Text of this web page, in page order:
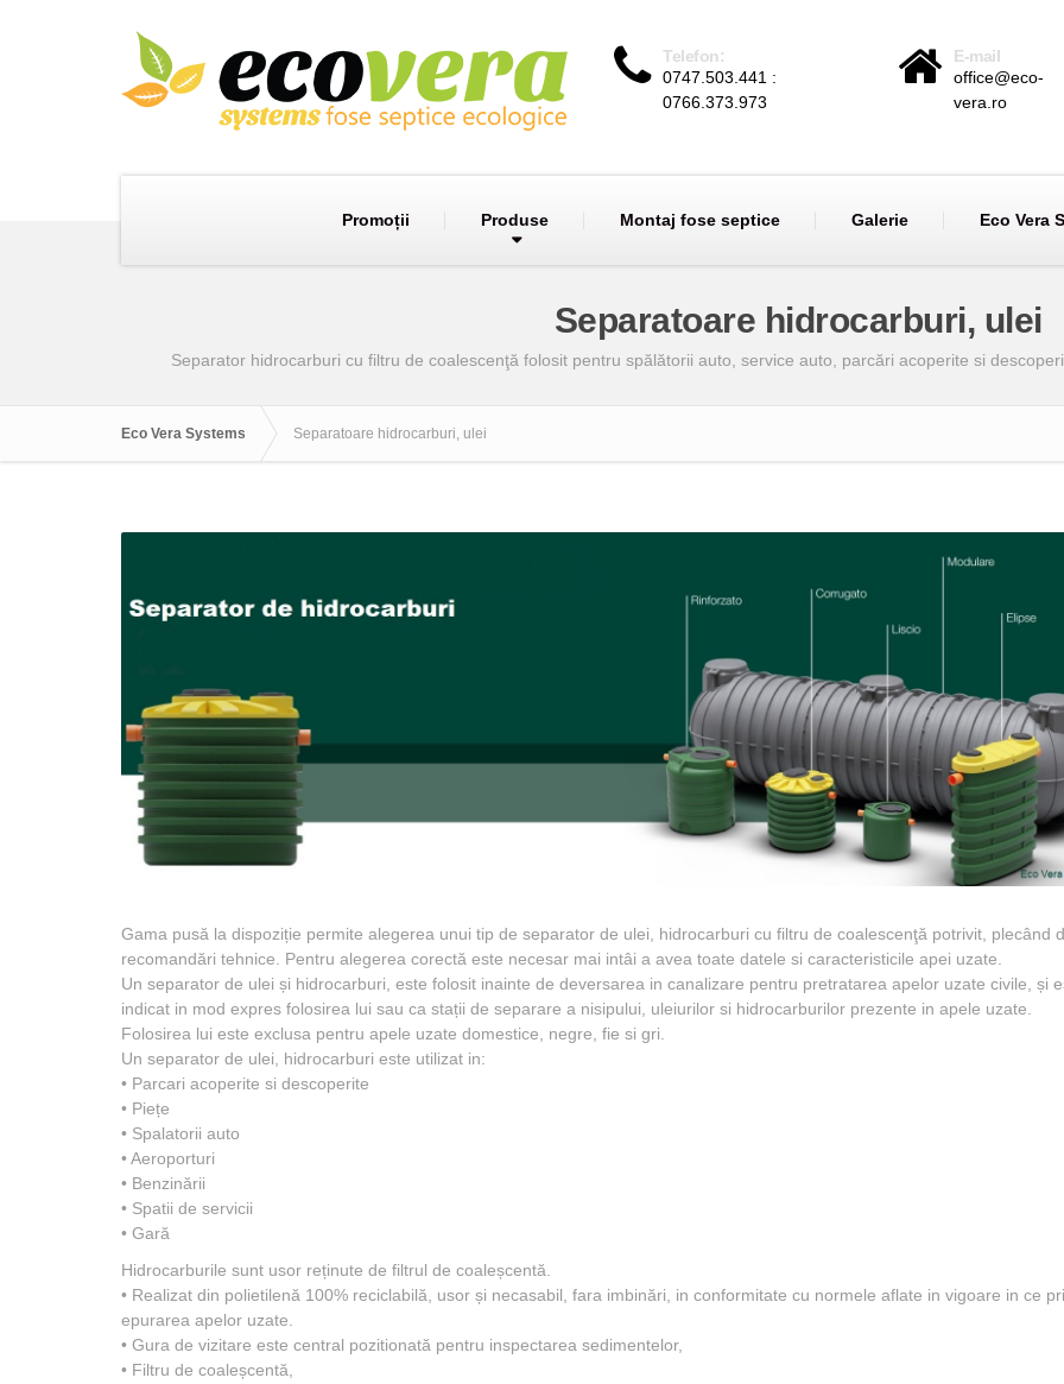
Telefon:
0747.503.441 :
0766.373.973
E-mail
office@eco-
vera.ro
Promoții Produse Montaj fose septice Galerie Eco Vera
Separatoare hidrocarburi, ulei
Separator hidrocarburi cu filtru de coalescenţă folosit pentru spălătorii auto, service auto, parcări acoperite si
Eco Vera Systems Separatoare hidrocarburi, ulei
Gama pusă la dispoziție permite alegerea unui tip de separator de ulei, hidrocarburi cu filtru de coalescenţă potrivit, plecând
recomandări tehnice. Pentru alegerea corectă este necesar mai intâi a avea toate datele si caracteristicile apei uzate.
Un separator de ulei și hidrocarburi, este folosit inainte de deversarea in canalizare pentru pretratarea apelor uzate civile, și
indicat in mod expres folosirea lui sau ca stații de separare a nisipului, uleiurilor si hidrocarburilor prezente in apele uzate.
Folosirea lui este exclusa pentru apele uzate domestice, negre, fie si gri.
Un separator de ulei, hidrocarburi este utilizat in:
• Parcari acoperite si descoperite
• Piețe
• Spalatorii auto
• Aeroporturi
• Benzinării
• Spatii de servicii
• Gară
Hidrocarburile sunt usor reținute de filtrul de coaleșcentă.
• Realizat din polietilenă 100% reciclabilă, usor și necasabil, fara imbinări, in conformitate cu normele aflate in vigoare in ce
epurarea apelor uzate.
• Gura de vizitare este central pozitionată pentru inspectarea sedimentelor,
• Filtru de coaleșcentă,